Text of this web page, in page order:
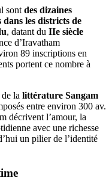
sont des dizaines
les districts de
, datant du IIe siècle
d’Iravatham
89 inscriptions en
portent ce nombre à
la littérature Sangam
entre environ 300 av.
décrivent l’amour, la
avec une richesse
un pilier de l’identité